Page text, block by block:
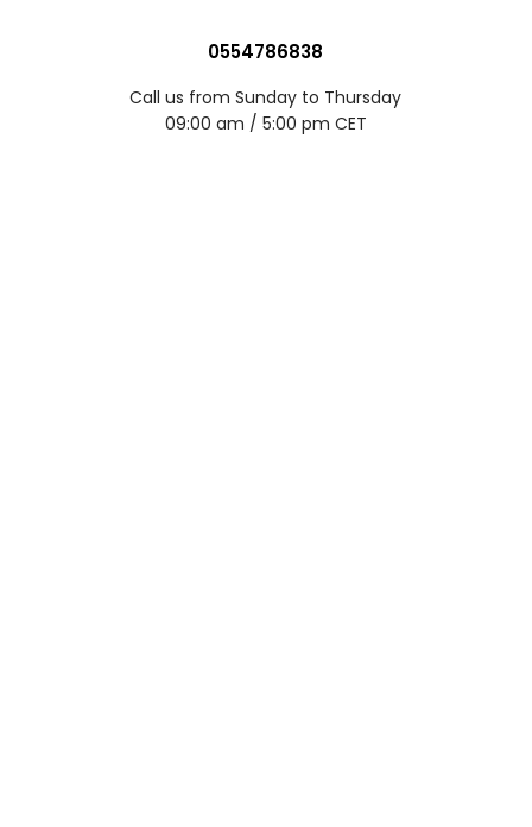
0554786838
Call us from Sunday to Thursday
09:00 am / 5:00 pm CET